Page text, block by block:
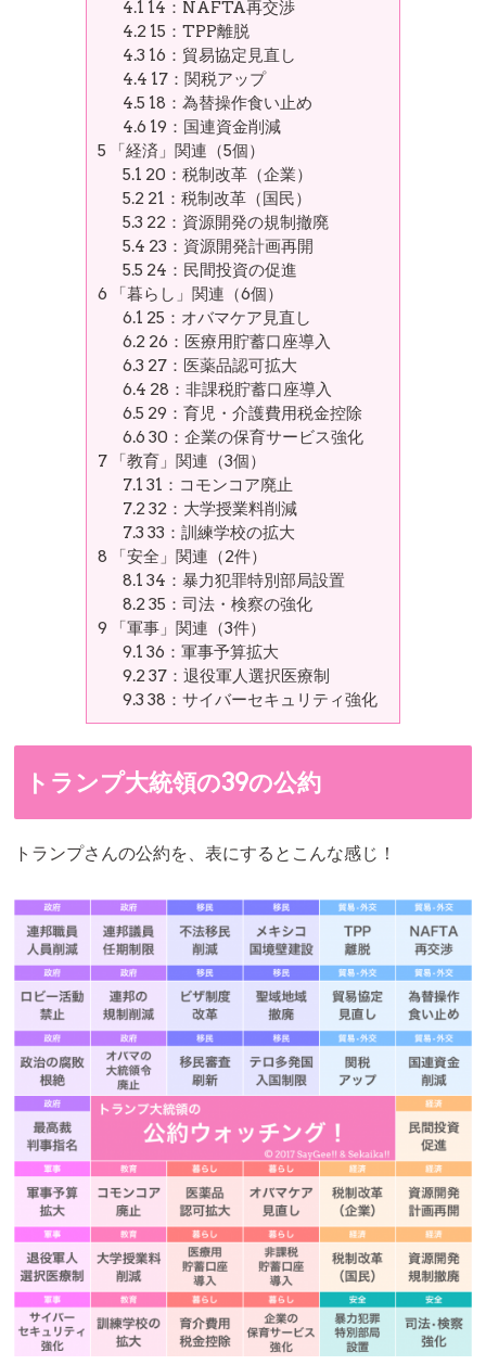
4.1 14：NAFTA再交渉
4.215：TPP離脱
4.3 16：貿易協定見直し
4.4 17：関税アップ
4.5 18：為替操作食い止め
4.6 19：国連資金削減
5 「経済」関連（5個）
5.1 20：税制改革（企業）
5.221：税制改革（国民）
5.3 22：資源開発の規制撤廃
5.4 23：資源開発計画再開
5.5 24：民間投資の促進
6 「暮らし」関連（6個）
6.1 25：オバマケア見直し
6.226：医療用貯蓄口座導入
6.3 27：医薬品認可拡大
6.4 28：非課税貯蓄口座導入
6.5 29：育児・介護費用税金控除
6.6 30：企業の保育サービス強化
7 「教育」関連（3個）
7.1 31：コモンコア廃止
7.232：大学授業料削減
7.3 33：訓練学校の拡大
8 「安全」関連（2件）
8.1 34：暴力犯罪特別部局設置
8.235：司法・検察の強化
9 「軍事」関連（3件）
9.1 36：軍事予算拡大
9.237：退役軍人選択医療制
9.3 38：サイバーセキュリティ強化
トランプ大統領の39の公約
トランプさんの公約を、表にするとこんな感じ！